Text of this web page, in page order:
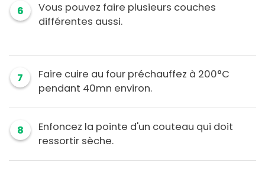
6
Vous pouvez faire plusieurs couches
différentes aussi.
7
Faire cuire au four préchauffez à 200°C
pendant 40mn environ.
8
Enfoncez la pointe d'un couteau qui doit
ressortir sèche.